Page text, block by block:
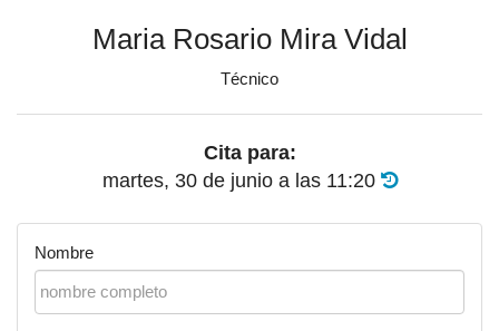
Maria Rosario Mira Vidal
Técnico
Cita para:
martes, 30 de junio a las 11:20
Nombre